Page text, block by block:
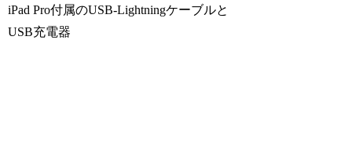
iPad Pro付属のUSB-Lightningケーブルと
USB充電器